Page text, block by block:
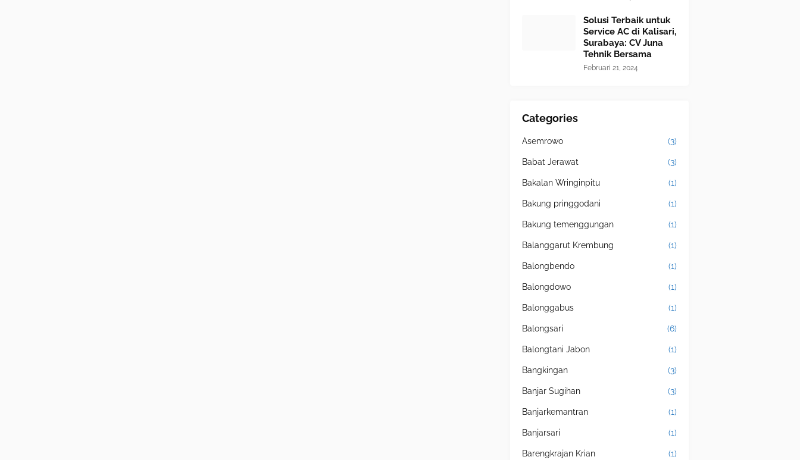
Solusi Terbaik untuk
Service AC di Kalisari,
Surabaya: CV Juna
Tehnik Bersama
Februari 21, 2024
Categories
Asemrowo (3)
Babat Jerawat (3)
Bakalan Wringinpitu (1)
Bakung pringgodani (1)
Bakung temenggungan (1)
Balanggarut Krembung (1)
Balongbendo (1)
Balongdowo (1)
Balonggabus (1)
Balongsari (6)
Balongtani Jabon (1)
Bangkingan (3)
Banjar Sugihan (3)
Banjarkemantran (1)
Banjarsari (1)
Barengkrajan Krian (1)